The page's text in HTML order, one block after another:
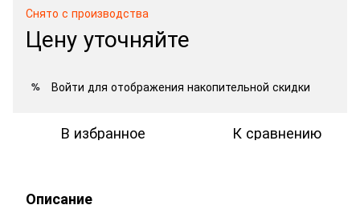
Снято с производства
Цену уточняйте
% Войти для отображения накопительной скидки
В избранное К сравнению
Описание